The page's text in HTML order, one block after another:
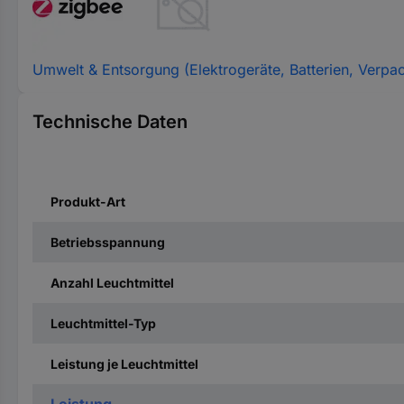
Umwelt & Entsorgung (Elektrogeräte, Batterien,
Technische Daten
Produkt-Art
Betriebsspannung
Anzahl Leuchtmittel
Leuchtmittel-Typ
Leistung je Leuchtmittel